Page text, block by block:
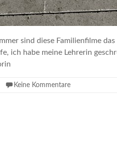
sind diese Familienfilme das
ich habe meine Lehrerin
Keine Kommentare